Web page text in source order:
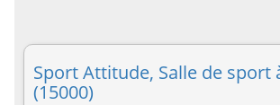
Sport Attitude, Salle de sport
(15000)